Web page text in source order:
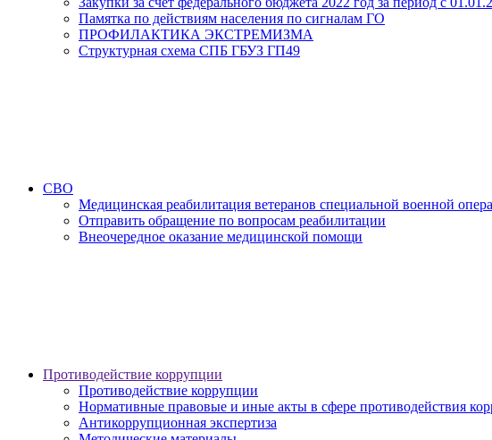
Памятка по действиям населения по сигналам ГО
ПРОФИЛАКТИКА ЭКСТРЕМИЗМА
Структурная схема СПБ ГБУЗ ГП49
СВО
Медицинская реабилитация ветеранов специальной военной
Отправить обращение по вопросам реабилитации
Внеочередное оказание медицинской помощи
Противодействие коррупции
Противодействие коррупции
Нормативные правовые и иные акты в сфере противодействия
Антикоррупционная экспертиза